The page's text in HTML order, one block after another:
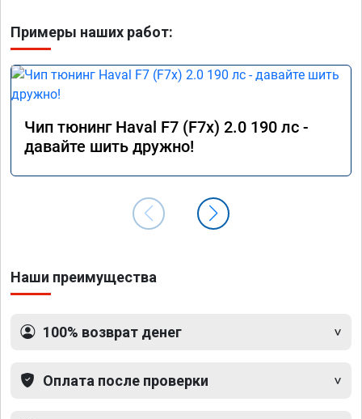
Примеры наших работ:
Чип тюнинг Haval F7 (F7x) 2.0 190 лс -
давайте шить дружно!
Наши преимущества
100% возврат денег
Оплата после проверки